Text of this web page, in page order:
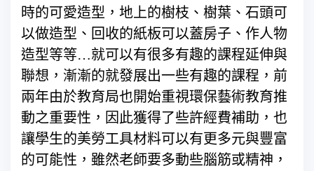
時的可愛造型，地上的樹枝、樹葉、石頭可
以做造型、回收的紙板可以蓋房子、作人物
造型等等…就可以有很多有趣的課程延伸與
聯想，漸漸的就發展出一些有趣的課程，前
兩年由於教育局也開始重視環保藝術教育推
動之重要性，因此獲得了些許經費補助，也
讓學生的美勞工具材料可以有更多元與豐富
的可能性，雖然老師要多動些腦筋或精神，